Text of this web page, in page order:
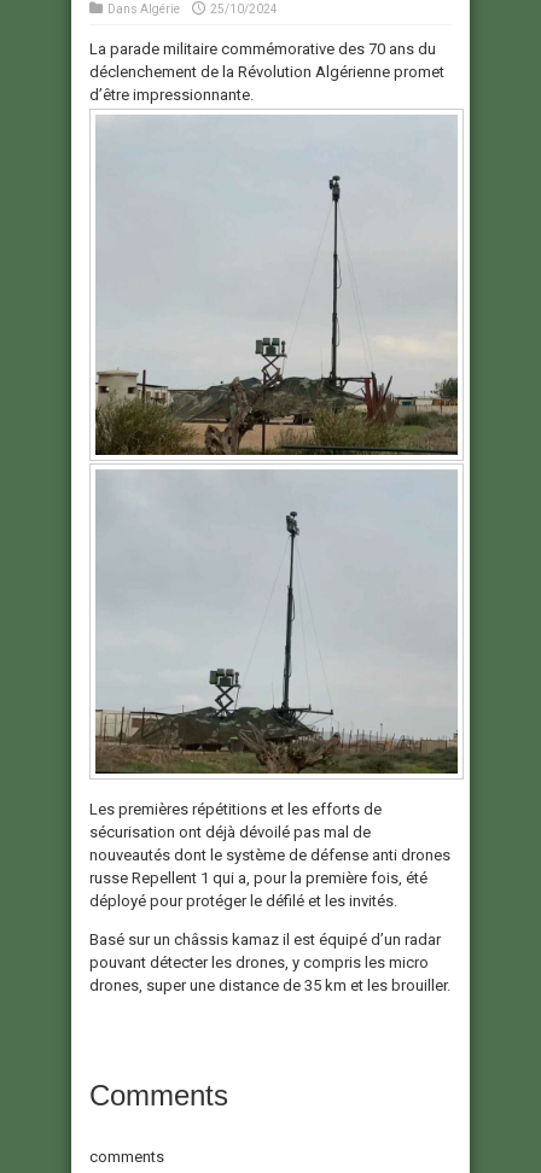
Dans Algérie 25/10/2024
La parade militaire commémorative des 70 ans du
déclenchement de la Révolution Algérienne promet
d’être impressionnante.
Les premières répétitions et les efforts de
sécurisation ont déjà dévoilé pas mal de
nouveautés dont le système de défense anti drones
russe Repellent 1 qui a, pour la première fois, été
déployé pour protéger le défilé et les invités.
Basé sur un châssis kamaz il est équipé d’un radar
pouvant détecter les drones, y compris les micro
drones, super une distance de 35 km et les brouiller.
Comments
comments